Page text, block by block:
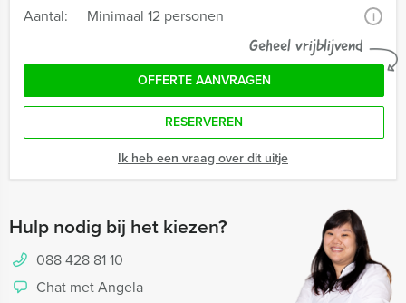
Aantal:
Minimaal 12 personen i
Geheel vrijblijvend
OFFERTE AANVRAGEN
RESERVEREN
Ik heb een vraag over dit uitje
Hulp nodig bij het kiezen?
088 428 81 10
Chat met Angela